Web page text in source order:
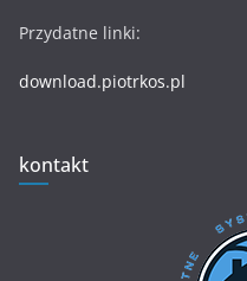
Przydatne linki:
download.piotrkos.pl
kontakt